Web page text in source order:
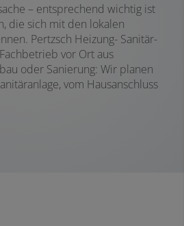
– entsprechend wichtig ist
die sich mit den lokalen
Pertzsch Heizung- Sanitär-
vor Ort aus
oder Sanierung: Wir planen
vom Hausanschluss